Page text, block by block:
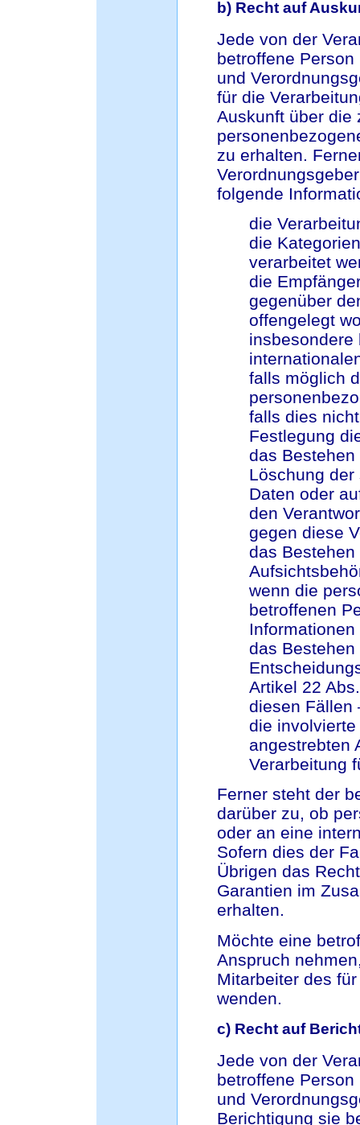
b) Recht auf
Jede von der
betroffene
und
für die
Auskunft über die
zu erhalten.
folgende
die
die
verarbeitet
die
gegenüber
offengelegt
insbesondere
falls möglich
falls dies
Festlegung
das
Löschung
Daten oder
den
gegen diese
das
wenn die
betroffenen
das
Artikel 22
diesen Fällen
die
angestrebten
Verarbeitung
Ferner steht der
darüber zu, ob
oder an eine
Sofern dies der
Übrigen das
Garantien im
erhalten.
Möchte eine
Anspruch
Mitarbeiter des
wenden.
c) Recht auf
Jede von der
betroffene
und
Berichtigung sie